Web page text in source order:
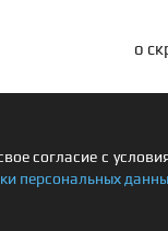
о
согласие с
персональных